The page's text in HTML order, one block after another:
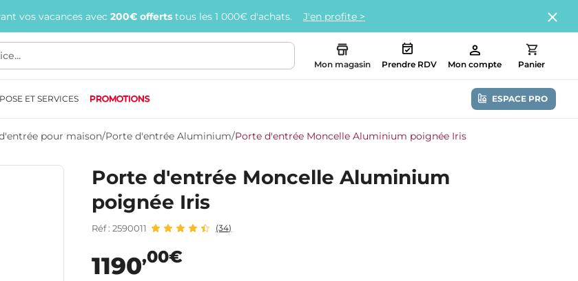
vos vacances avec 200€ offerts tous les 1 000€ d'achats. J'en profite >
Mon magasin Prendre RDV Mon compte Panier
POSE ET SERVICES PROMOTIONS ESPACE PRO
pour maison/Porte d'entrée Aluminium/Porte d'entrée Moncelle Aluminium poignée Iris
Porte d'entrée Moncelle Aluminium
poignée Iris
Réf : 2590011 (34)
1190,00€